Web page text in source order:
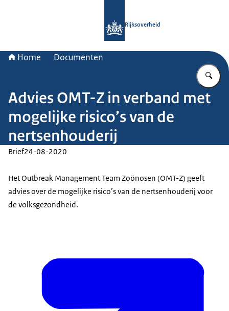
Rijksoverheid
Home Documenten
Advies OMT-Z in verband met
mogelijke risico’s van de
nertsenhouderij
Brief24-08-2020
Het Outbreak Management Team Zoönosen (OMT-Z) geeft
advies over de mogelijke risico’s van de nertsenhouderij voor
de volksgezondheid.